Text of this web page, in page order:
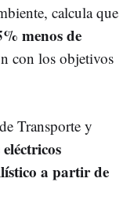
calcula que
menos de
con los objetivos
Transporte y
a partir de